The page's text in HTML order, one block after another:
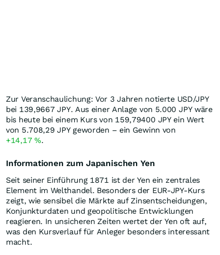
Zur Veranschaulichung: Vor 3 Jahren notierte USD/JPY
bei 139,9667 JPY. Aus einer Anlage von 5.000 JPYwäre
bis heute bei einem Kurs von 159,79400 JPYein Wert
von 5.708,29 JPYgeworden – ein Gewinn von
+14,17 %.
Informationen zum Japanischen Yen
Seit seiner Einführung 1871 ist der Yen ein zentrales
Element im Welthandel. Besonders der EUR-JPY-Kurs
zeigt, wie sensibel die Märkte auf Zinsentscheidungen,
Konjunkturdaten und geopolitische Entwicklungen
reagieren. In unsicheren Zeiten wertet der Yen oft auf,
was den Kursverlauf für Anleger besonders interessant
macht.